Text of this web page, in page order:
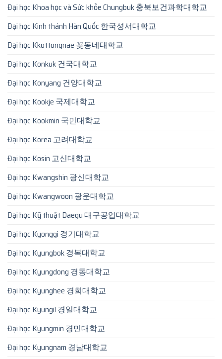
Đại học Khoa học và Sức khỏe Chungbuk 충북보건과학대학교
Đại học Kinh thánh Hàn Quốc 한국성서대학교
Đại học Kkottongnae 꽃동네대학교
Đại học Konkuk 건국대학교
Đại học Konyang 건양대학교
Đại học Kookje 국제대학교
Đại học Kookmin 국민대학교
Đại học Korea 고려대학교
Đại học Kosin 고신대학교
Đại học Kwangshin 광신대학교
Đại học Kwangwoon 광운대학교
Đại học Kỹ thuật Daegu 대구공업대학교
Đại học Kyonggi 경기대학교
Đại học Kyungbok 경복대학교
Đại học Kyungdong 경동대학교
Đại học Kyunghee 경희대학교
Đại học Kyungil 경일대학교
Đại học Kyungmin 경민대학교
Đại học Kyungnam 경남대학교